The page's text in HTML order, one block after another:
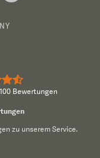
Bewertungen
zu unserem Service.